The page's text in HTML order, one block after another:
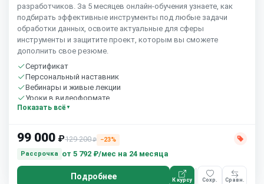
разработчиков. За 5 месяцев онлайн-обучения узнаете, как
подбирать эффективные инструменты под любые задачи
обработки данных, освоите актуальные для сферы
инструменты и защитите проект, которым вы сможете
дополнить свое резюме.
Сертификат
Персональный наставник
Вебинары и живые лекции
Уроки в видеоформате
Практика на реальных задачах
15 часов в неделю
Бесплатный пробный урок
Показать всё
99 000 ₽129 200₽
−23%
Рассрочка
от 5 792 ₽/мес на 24 месяца
Подробнее К курсу Сохр. Сравн.